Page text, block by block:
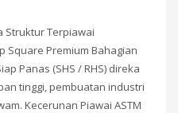
Struktur Terpiawai
Square Premium Bahagian
Panas (SHS / RHS) direka
tinggi, pembuatan industri
Kecerunan Piawai ASTM